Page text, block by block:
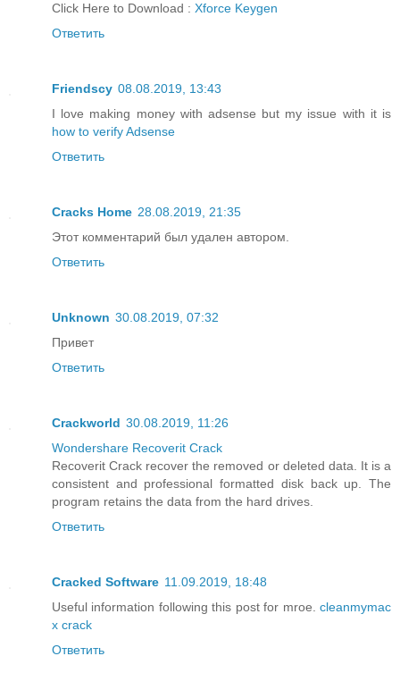
Click Here to Download : Xforce Keygen
Ответить
Friendscy 08.08.2019, 13:43
I love making money with adsense but my issue with it is
how to verify Adsense
Ответить
Cracks Home 28.08.2019, 21:35
Этот комментарий был удален автором.
Ответить
Unknown 30.08.2019, 07:32
Привет
Ответить
Crackworld 30.08.2019, 11:26
Wondershare Recoverit Crack
Recoverit Crack recover the removed or deleted data. It is a
consistent and professional formatted disk back up. The
program retains the data from the hard drives.
Ответить
Cracked Software 11.09.2019, 18:48
Useful information following this post for mroe. cleanmymac
x crack
Ответить